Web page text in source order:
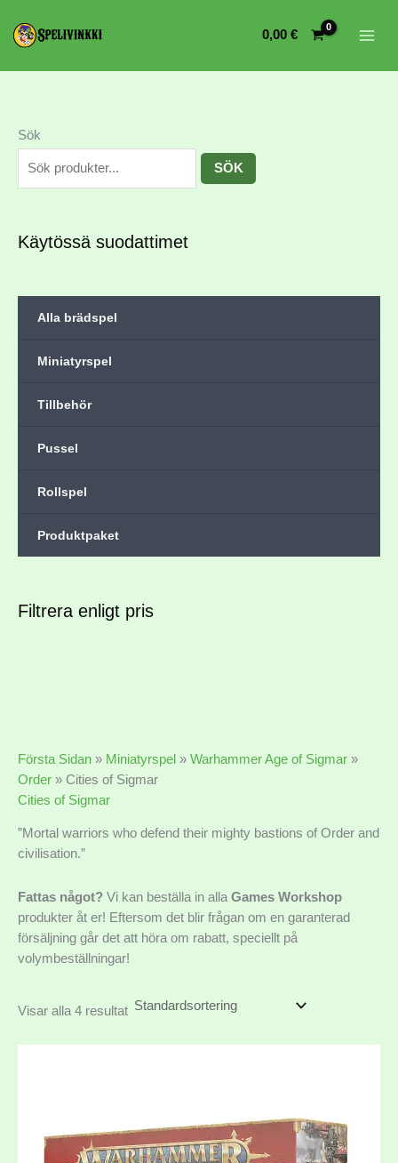
0,00 €
Sök
SÖK
Käytössä suodattimet
Alla brädspel
Miniatyrspel
Tillbehör
Pussel
Rollspel
Produktpaket
Filtrera enligt pris
Första Sidan » Miniatyrspel » Warhammer Age of Sigmar »
Order » Cities of Sigmar
Cities of Sigmar
”Mortal warriors who defend their mighty bastions of Order and
civilisation.”
Fattas något? Vi kan beställa in alla Games Workshop
produkter åt er! Eftersom det blir frågan om en garanterad
försäljning går det att höra om rabatt, speciellt på
volymbeställningar!
Visar alla 4 resultat